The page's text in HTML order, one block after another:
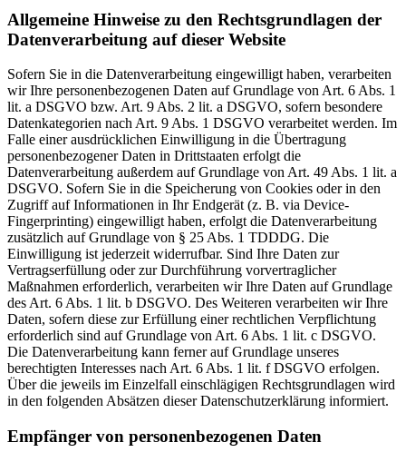
Allgemeine Hinweise zu den Rechtsgrundlagen der
Datenverarbeitung auf dieser Website
Sofern Sie in die Datenverarbeitung eingewilligt haben, verarbeiten
wir Ihre personenbezogenen Daten auf Grundlage von Art. 6 Abs. 1
lit. a DSGVO bzw. Art. 9 Abs. 2 lit. a DSGVO, sofern besondere
Datenkategorien nach Art. 9 Abs. 1 DSGVO verarbeitet werden. Im
Falle einer ausdrücklichen Einwilligung in die Übertragung
personenbezogener Daten in Drittstaaten erfolgt die
Datenverarbeitung außerdem auf Grundlage von Art. 49 Abs. 1 lit. a
DSGVO. Sofern Sie in die Speicherung von Cookies oder in den
Zugriff auf Informationen in Ihr Endgerät (z. B. via Device-
Fingerprinting) eingewilligt haben, erfolgt die Datenverarbeitung
zusätzlich auf Grundlage von § 25 Abs. 1 TDDDG. Die
Einwilligung ist jederzeit widerrufbar. Sind Ihre Daten zur
Vertragserfüllung oder zur Durchführung vorvertraglicher
Maßnahmen erforderlich, verarbeiten wir Ihre Daten auf Grundlage
des Art. 6 Abs. 1 lit. b DSGVO. Des Weiteren verarbeiten wir Ihre
Daten, sofern diese zur Erfüllung einer rechtlichen Verpflichtung
erforderlich sind auf Grundlage von Art. 6 Abs. 1 lit. c DSGVO.
Die Datenverarbeitung kann ferner auf Grundlage unseres
berechtigten Interesses nach Art. 6 Abs. 1 lit. f DSGVO erfolgen.
Über die jeweils im Einzelfall einschlägigen Rechtsgrundlagen wird
in den folgenden Absätzen dieser Datenschutzerklärung informiert.
Empfänger von personenbezogenen Daten